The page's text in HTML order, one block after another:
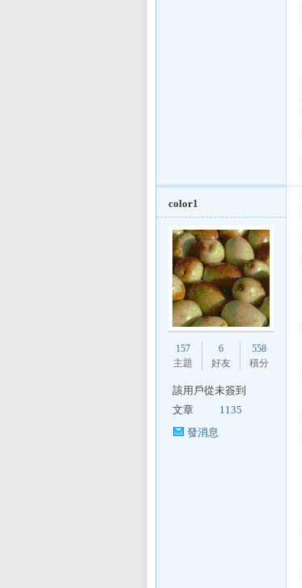
color1
157
主題
6
好友
558
積分
該用戶從未簽到
文章
1135
發消息